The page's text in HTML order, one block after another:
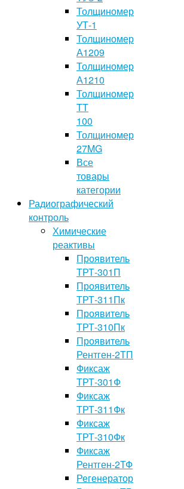
Толщиномер
УТ-1
Толщиномер
А1209
Толщиномер
А1210
Толщиномер
TT
100
Толщиномер
27MG
Все
товары
категории
Радиографический
контроль
Химические
реактивы
Проявитель
ТРТ-301П
Проявитель
ТРТ-311Пк
Проявитель
ТРТ-310Пк
Проявитель
Рентген-2ТП
Фиксаж
ТРТ-301Ф
Фиксаж
ТРТ-311Фк
Фиксаж
ТРТ-310Фк
Фиксаж
Рентген-2ТФ
Регенератор